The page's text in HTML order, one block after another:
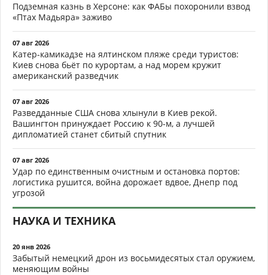
Подземная казнь в Херсоне: как ФАБы похоронили взвод
«Птах Мадьяра» заживо
07 авг 2026
Катер-камикадзе на ялтинском пляже среди туристов:
Киев снова бьёт по курортам, а над морем кружит
американский разведчик
07 авг 2026
Разведданные США снова хлынули в Киев рекой.
Вашингтон принуждает Россию к 90-м, а лучшей
дипломатией станет сбитый спутник
07 авг 2026
Удар по единственным очистным и остановка портов:
логистика рушится, война дорожает вдвое, Днепр под
угрозой
НАУКА И ТЕХНИКА
20 янв 2026
Забытый немецкий дрон из восьмидесятых стал оружием,
меняющим войны